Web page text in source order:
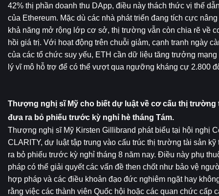
42% thị phần doanh thu DApp, điều này thách thức vị thế
của Ethereum. Mặc dù các nhà phát triển đang tích cực
khả năng mở rộng lớp cơ sở, thị trường vẫn còn chia rẽ về
hồi giá trị. Với hoạt động trên chuỗi giảm, cạnh tranh ngày
của các tổ chức suy yếu, ETH cần dữ liệu tăng trưởng
lý vĩ mô hỗ trợ để có thể vượt qua ngưỡng kháng cự 2.800
Thượng nghị sĩ Mỹ cho biết dự luật về cơ cấu thị
đưa ra bỏ phiếu trước kỳ nghỉ hè tháng Tám.
Thượng nghị sĩ Mỹ Kirsten Gillibrand phát biểu tại hội nghị
CLARITY, dự luật tập trung vào cấu trúc thị trường tài sản
ra bỏ phiếu trước kỳ nghỉ tháng 8 năm nay. Điều này phụ
pháp có thể giải quyết các vấn đề then chốt như bảo vệ
hợp pháp và các điều khoản đạo đức nghiêm ngặt hay
rằng việc các thành viên Quốc hội hoặc các quan chức cấp